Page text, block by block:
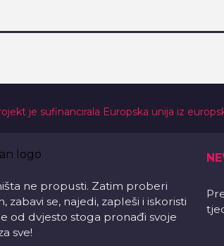
je sufinancirala Europska unija iz
ne propusti. Zatim proberi
se, najedi, zapleši i iskoristi
od dvjesto stoga pronađi svoje
sve!